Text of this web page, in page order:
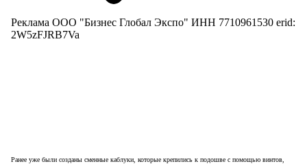
Реклама ООО "Бизнес Глобал Экспо" ИНН 7710961530 erid:
2W5zFJRB7Va
Ранее уже были созданы сменные каблуки, которые крепились к подошве с помощью винтов,